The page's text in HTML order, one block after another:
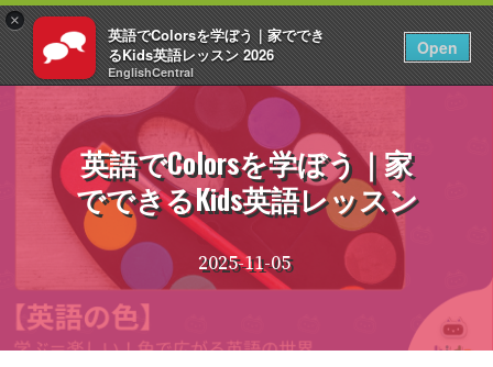
×
英語でColorsを学ぼう｜家ででき
るKids英語レッスン 2026
EnglishCentral
Open
ログイン JA
コ
英語でColorsを学ぼう｜家
でできるKids英語レッスン
2025-11-05